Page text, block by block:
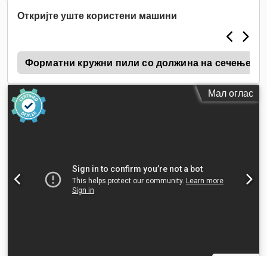
Откријте уште користени машини
Форматни кружни пили со должина на сечење
Мал оглас